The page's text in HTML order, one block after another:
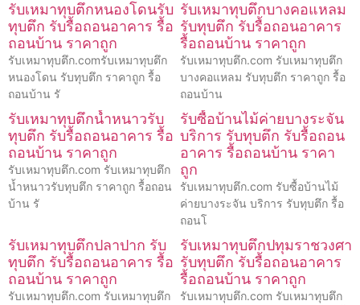
รับเหมาทุบตึกหนองโดนรับ
ทุบตึก รับรื้อถอนอาคาร รื้อ
ถอนบ้าน ราคาถูก
รับเหมาทุบตึก.comรับเหมาทุบตึก
หนองโดน รับทุบตึก ราคาถูก รื้อ
ถอนบ้าน รั
รับเหมาทุบตึกบางคอแหลม
รับทุบตึก รับรื้อถอนอาคาร
รื้อถอนบ้าน ราคาถูก
รับเหมาทุบตึก.com รับเหมาทุบตึก
บางคอแหลม รับทุบตึก ราคาถูก รื้อ
ถอนบ้าน
รับเหมาทุบตึกน้ำหนาวรับ
ทุบตึก รับรื้อถอนอาคาร รื้อ
ถอนบ้าน ราคาถูก
รับเหมาทุบตึก.com รับเหมาทุบตึก
น้ำหนาวรับทุบตึก ราคาถูก รื้อถอน
บ้าน รั
รับซื้อบ้านไม้ค่ายบางระจัน
บริการ รับทุบตึก รับรื้อถอน
อาคาร รื้อถอนบ้าน ราคา
ถูก
รับเหมาทุบตึก.com รับซื้อบ้านไม้
ค่ายบางระจัน บริการ รับทุบตึก รื้อ
ถอนโ
รับเหมาทุบตึกปลาปาก รับ
ทุบตึก รับรื้อถอนอาคาร รื้อ
ถอนบ้าน ราคาถูก
รับเหมาทุบตึก.com รับเหมาทุบตึก
รับเหมาทุบตึกปทุมราชวงศา
รับทุบตึก รับรื้อถอนอาคาร
รื้อถอนบ้าน ราคาถูก
รับเหมาทุบตึก.com รับเหมาทุบตึก